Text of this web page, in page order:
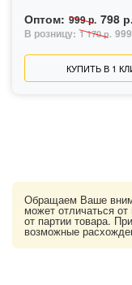
Оптом: 999 р. 798 р.
В розницу: 1 170 р.
КУПИТЬ В 1
Обращаем Ваше
может отличаться
от партии товара.
возможные